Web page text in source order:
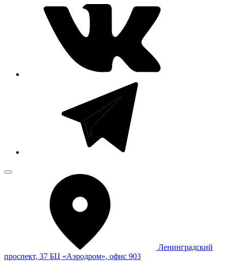
Ленинградский
проспект, 37 БЦ «Аэродром», офис 903